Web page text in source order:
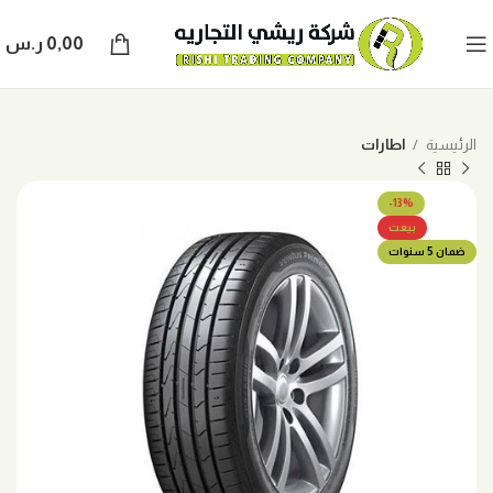
0,00 ر.س
الرئيسية اطارات
-13%
بيعت
ضمان 5 سنوات